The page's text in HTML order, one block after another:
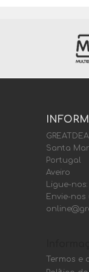
Santa
Portugal
Aveiro
Ligue-nos:
Envie-nos
Termos e